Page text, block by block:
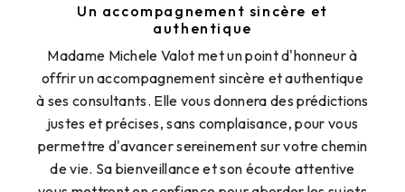
Un accompagnement sincère et
authentique
Madame Michele Valot met un point d'honneur à
offrir un accompagnement sincère et authentique
à ses consultants. Elle vous donnera des prédictions
justes et précises, sans complaisance, pour vous
permettre d'avancer sereinement sur votre chemin
de vie. Sa bienveillance et son écoute attentive